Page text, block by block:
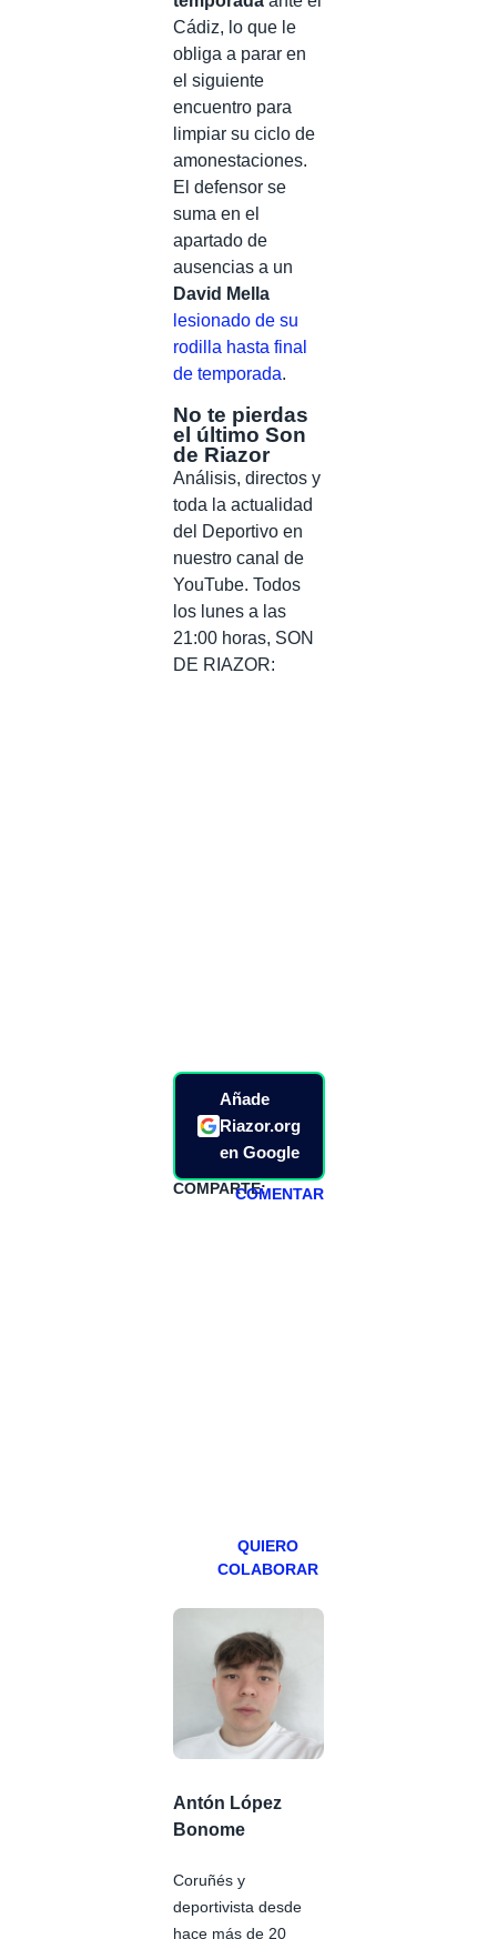
Cádiz, lo que le
obliga a parar en
el siguiente
encuentro para
limpiar su ciclo de
amonestaciones.
El defensor se
suma en el
apartado de
ausencias a un
David Mella
lesionado de su
rodilla hasta final
de temporada.
No te pierdas
el último Son
de Riazor
Análisis, directos y
toda la actualidad
del Deportivo en
nuestro canal de
YouTube. Todos
los lunes a las
21:00 horas, SON
DE RIAZOR:
Añade
Riazor.org
en Google
COMPARTE:COMENTAR
QUIERO
COLABORAR
Antón López
Bonome
Coruñés y
deportivista desde
hace más de 20